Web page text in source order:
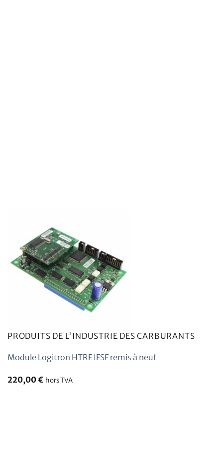
PRODUITS DE L'INDUSTRIE DES CARBURANTS
Module Logitron HTRF IFSF remis à neuf
220,00€ hors TVA